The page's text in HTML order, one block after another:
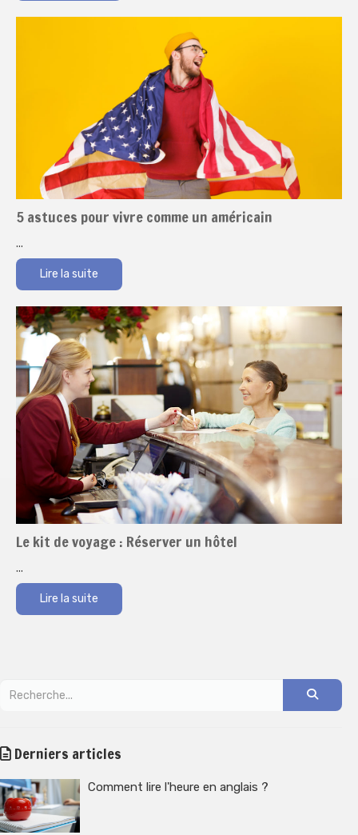
5 astuces pour vivre comme un américain
...
Lire la suite
Le kit de voyage : Réserver un hôtel
...
Lire la suite
Derniers articles
Comment lire l'heure en anglais ?